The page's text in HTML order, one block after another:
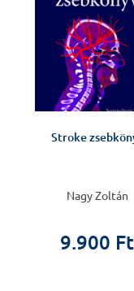
Stroke
Nagy Zoltán
9.900 Ft